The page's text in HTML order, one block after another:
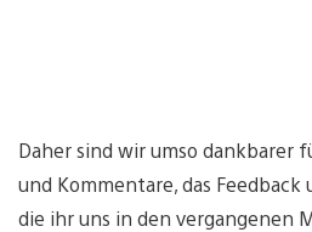
Daher sind wir umso dankbarer
und Kommentare, das
die ihr uns in den vergangenen